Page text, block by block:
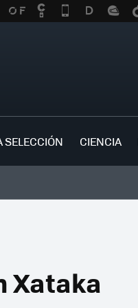
SELECCIÓN CIENCIA
Xataka